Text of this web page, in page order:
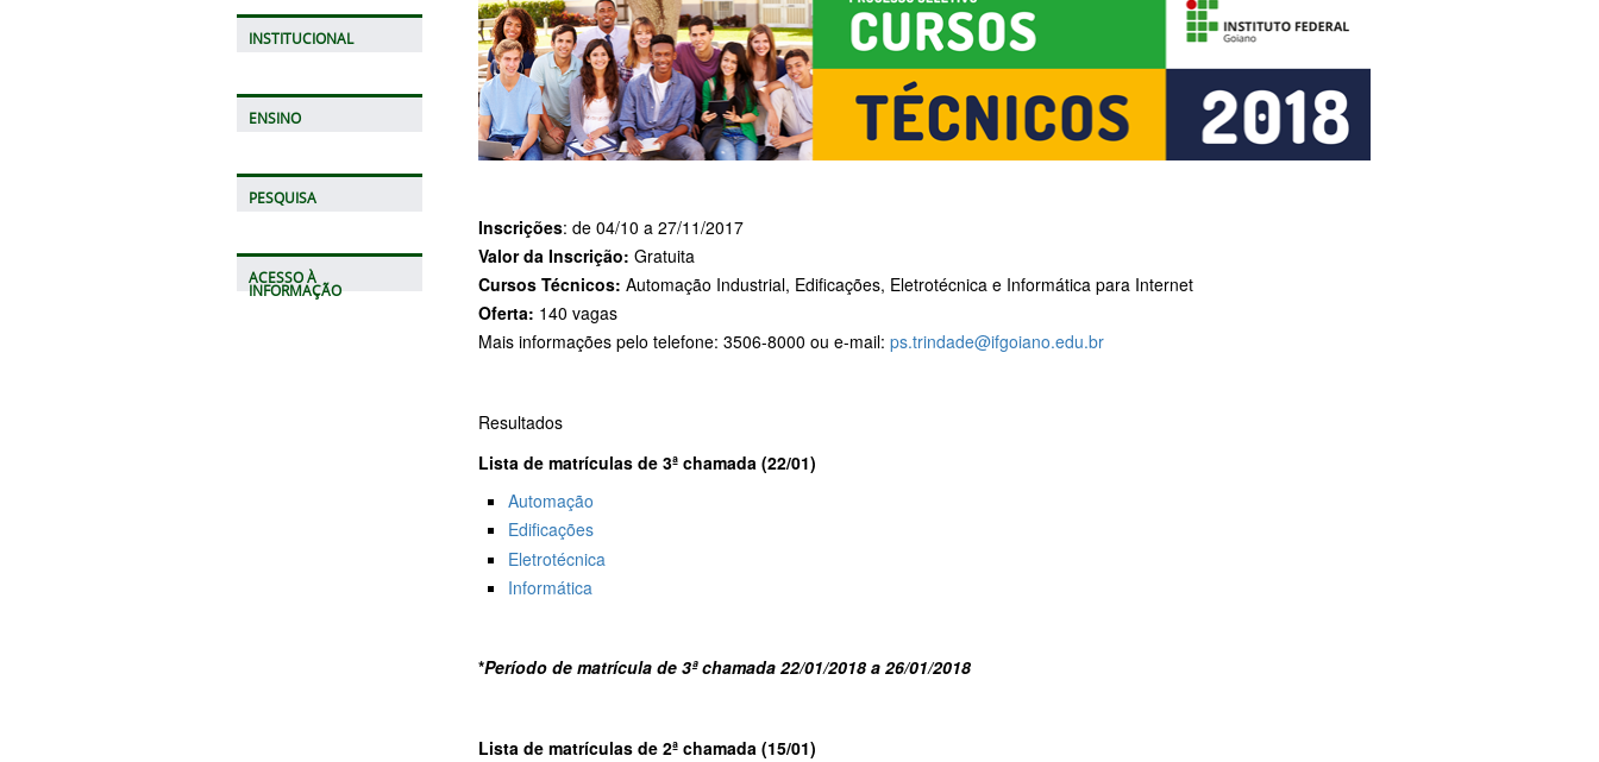
INSTITUCIONAL
ENSINO
PESQUISA
ACESSO À
INFORMAÇÃO
Inscrições: de 04/10 a 27/11/2017
Valor da Inscrição: Gratuita
Cursos Técnicos: Automação Industrial, Edificações, Eletrotécnica e Informática para Internet
Oferta: 140 vagas
Mais informações pelo telefone: 3506-8000 ou e-mail: ps.trindade@ifgoiano.edu.br
Resultados
Lista de matrículas de 3ª chamada (22/01)
Automação
Edificações
Eletrotécnica
Informática
*Período de matrícula de 3ª chamada 22/01/2018 a 26/01/2018
Lista de matrículas de 2ª chamada (15/01)